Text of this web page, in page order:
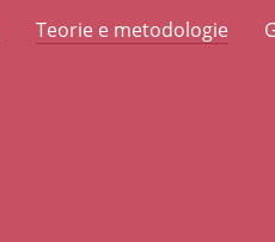
Teorie e metodologie